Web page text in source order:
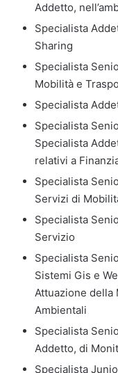
Addetto,
Specialista
Sharing
Specialista
Mobilità e
Specialista
Specialista
Specialista
relativi a
Specialista
Servizi di
Specialista
Servizio
Specialista
Sistemi Gis e
Attuazione della
Ambientali
Specialista
Addetto, di
Specialista